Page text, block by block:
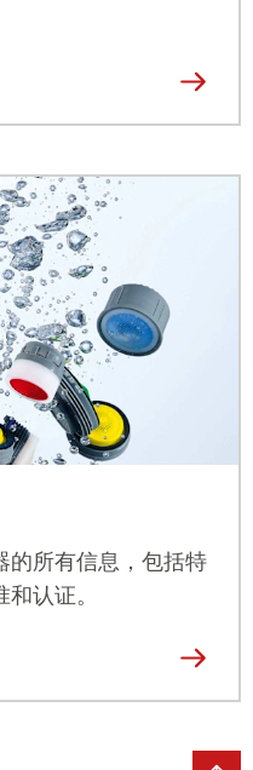
的所有信息，包括特
认证。